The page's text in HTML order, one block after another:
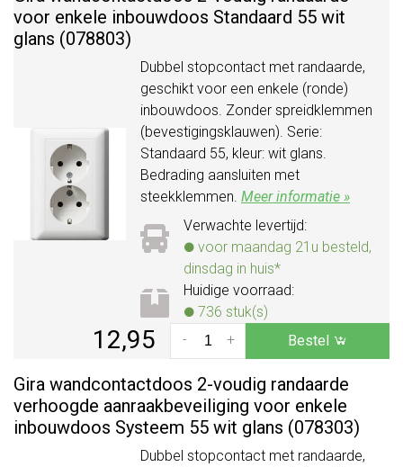
voor enkele inbouwdoos Standaard 55 wit
glans (078803)
Dubbel stopcontact met randaarde,
geschikt voor een enkele (ronde)
inbouwdoos. Zonder spreidklemmen
(bevestigingsklauwen). Serie:
Standaard 55, kleur: wit glans.
Bedrading aansluiten met
steekklemmen. Meer informatie »
Verwachte levertijd:
voor maandag 21u besteld,
dinsdag in huis*
Huidige voorraad:
736 stuk(s)
12,95 +
- Bestel
Gira wandcontactdoos 2-voudig randaarde
verhoogde aanraakbeveiliging voor enkele
inbouwdoos Systeem 55 wit glans (078303)
Dubbel stopcontact met randaarde,